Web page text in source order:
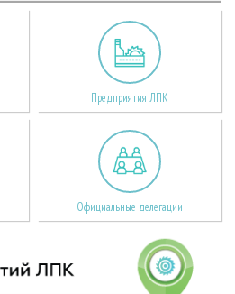
Предприятия ЛПК
Официальные делегации